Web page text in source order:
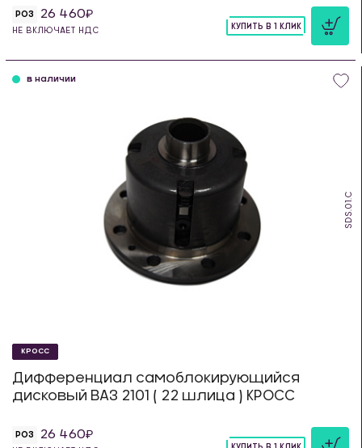
РОЗ 26 460
НЕ ВКЛЮЧАЕТ НДС
КУПИТЬ В 1 КЛИК
SDS.01.C
в наличии
КРОСС
Дифференциал самоблокирующийся
дисковый ВАЗ 2101 ( 22 шлица ) КРОСС
РОЗ 26 460